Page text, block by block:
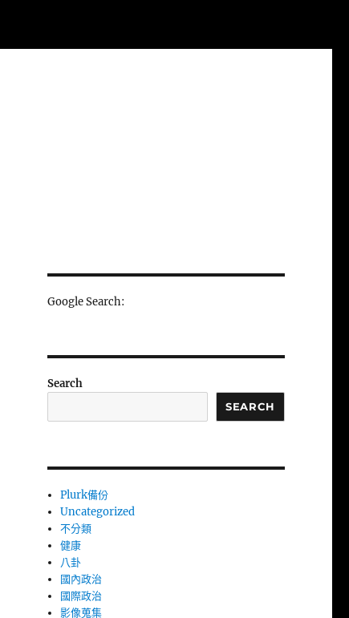
Google Search:
Search
SEARCH
Plurk備份
Uncategorized
不分類
健康
八卦
國內政治
國際政治
影像蒐集